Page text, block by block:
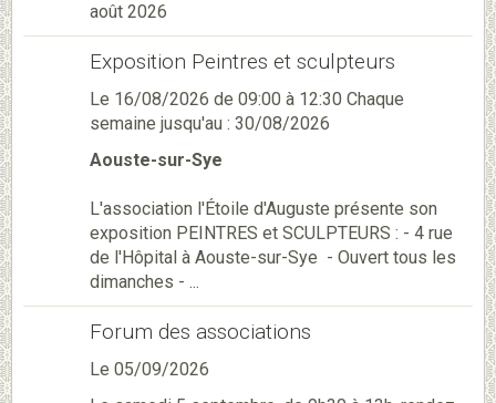
août 2026
Exposition Peintres et sculpteurs
Le 16/08/2026 de 09:00 à 12:30 Chaque
semaine jusqu'au : 30/08/2026
Aouste-sur-Sye
L'association l'Étoile d'Auguste présente son
exposition PEINTRES et SCULPTEURS : - 4 rue
de l'Hôpital à Aouste-sur-Sye - Ouvert tous les
dimanches - ...
Forum des associations
Le 05/09/2026